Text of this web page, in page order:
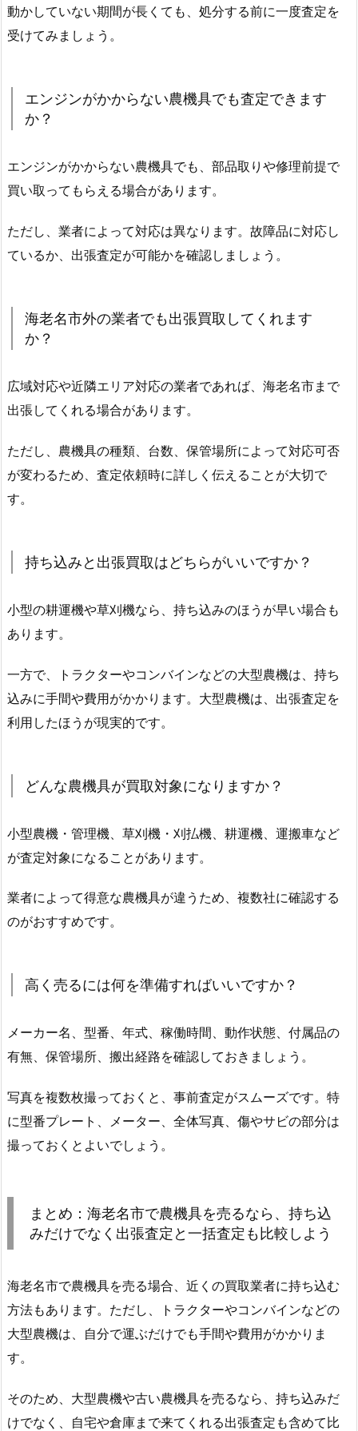
動かしていない期間が長くても、処分する前に一度査定を
受けてみましょう。
エンジンがかからない農機具でも査定できます
か？
エンジンがかからない農機具でも、部品取りや修理前提で
買い取ってもらえる場合があります。
ただし、業者によって対応は異なります。故障品に対応し
ているか、出張査定が可能かを確認しましょう。
海老名市外の業者でも出張買取してくれます
か？
広域対応や近隣エリア対応の業者であれば、海老名市まで
出張してくれる場合があります。
ただし、農機具の種類、台数、保管場所によって対応可否
が変わるため、査定依頼時に詳しく伝えることが大切で
す。
持ち込みと出張買取はどちらがいいですか？
小型の耕運機や草刈機なら、持ち込みのほうが早い場合も
あります。
一方で、トラクターやコンバインなどの大型農機は、持ち
込みに手間や費用がかかります。大型農機は、出張査定を
利用したほうが現実的です。
どんな農機具が買取対象になりますか？
小型農機・管理機、草刈機・刈払機、耕運機、運搬車など
が査定対象になることがあります。
業者によって得意な農機具が違うため、複数社に確認する
のがおすすめです。
高く売るには何を準備すればいいですか？
メーカー名、型番、年式、稼働時間、動作状態、付属品の
有無、保管場所、搬出経路を確認しておきましょう。
写真を複数枚撮っておくと、事前査定がスムーズです。特
に型番プレート、メーター、全体写真、傷やサビの部分は
撮っておくとよいでしょう。
まとめ：海老名市で農機具を売るなら、持ち込
みだけでなく出張査定と一括査定も比較しよう
海老名市で農機具を売る場合、近くの買取業者に持ち込む
方法もあります。ただし、トラクターやコンバインなどの
大型農機は、自分で運ぶだけでも手間や費用がかかりま
す。
そのため、大型農機や古い農機具を売るなら、持ち込みだ
けでなく、自宅や倉庫まで来てくれる出張査定も含めて比